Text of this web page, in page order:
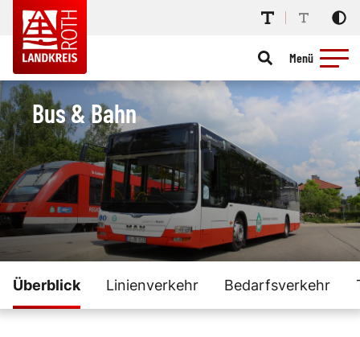
Menü
Bus & Bahn
Überblick Linienverkehr Bedarfsverkehr